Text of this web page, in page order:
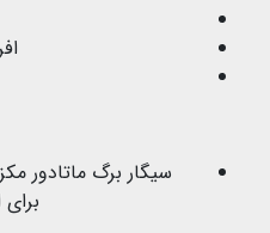
برای افراد